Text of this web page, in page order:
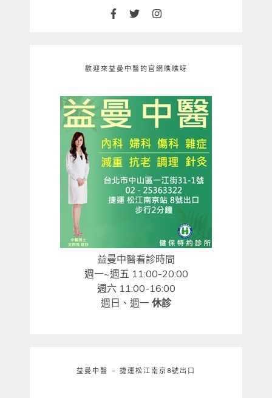
歡迎來益曼中醫的官網瞧瞧呀
益曼中醫看診時間
週一~週五 11:00-20:00
週六 11:00-16:00
週日、週一 休診
益曼中醫 – 捷運松江南京8號出口